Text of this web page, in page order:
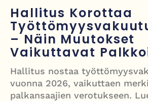
asuntotuotannosta
Painumat sillan lähellä pysäyttivät
lentoasemalle
Justin Trudeau puolustautuu kritiikiltä –
esiintymisen Kanadan MM-
Hallitus Korottaa
– Näin Muutokset
Vaikuttavat
Hallitus nostaa
vuonna 2026, vaikuttaen
palkansaajien verotukseen.